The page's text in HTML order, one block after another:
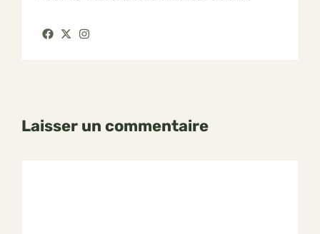
Laisser un commentaire